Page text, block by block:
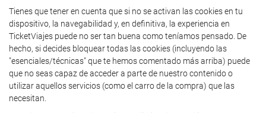
Tienes que tener en cuenta que si no se activan las cookies en tu
dispositivo, la navegabilidad y, en definitiva, la experiencia en
TicketViajes puede no ser tan buena como teníamos pensado. De
hecho, si decides bloquear todas las cookies (incluyendo las
"esenciales/técnicas" que te hemos comentado más arriba) puede
que no seas capaz de acceder a parte de nuestro contenido o
utilizar aquellos servicios (como el carro de la compra) que las
necesitan.